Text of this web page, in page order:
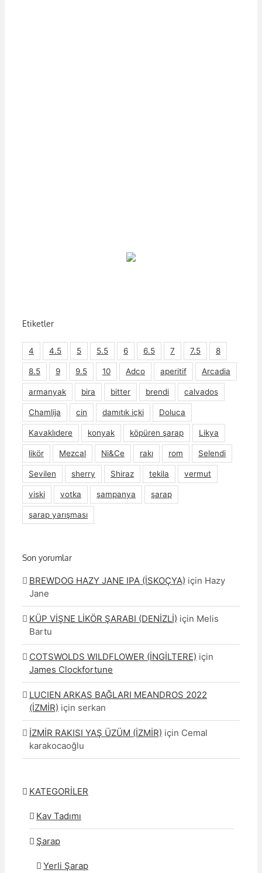
Etiketler
4 4.5 5 5.5 6 6.5 7 7.5 8
8.5 9 9.5 10 Adco aperitif Arcadia
armanyak bira bitter brendi calvados
Chamlija cin damıtık içki Doluca
Kavaklıdere konyak köpüren şarap Likya
likör Mezcal Ni&Ce rakı rom Selendi
Sevilen sherry Shiraz tekila vermut
viski votka şampanya şarap
şarap yarışması
Son yorumlar
BREWDOG HAZY JANE IPA (İSKOÇYA) için Hazy
Jane
KÜP VİŞNE LİKÖR ŞARABI (DENİZLİ) için Melis
Bartu
COTSWOLDS WILDFLOWER (İNGİLTERE) için
James Clockfortune
LUCIEN ARKAS BAĞLARI MEANDROS 2022
(İZMİR) için serkan
İZMİR RAKISI YAŞ ÜZÜM (İZMİR) için Cemal
karakocaoğlu
KATEGORİLER
Kav Tadımı
Şarap
Yerli Şarap